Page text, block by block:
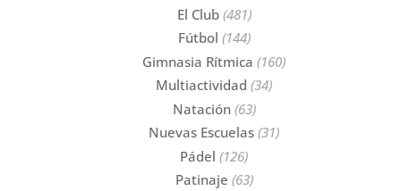
El Club(481)
Fútbol (144)
Gimnasia Rítmica (160)
Multiactividad (34)
Natación(63)
Nuevas Escuelas (31)
Pádel (126)
Patinaje (63)